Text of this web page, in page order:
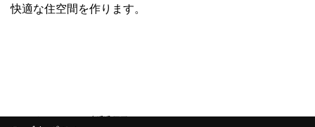
快適な住空間を作ります。